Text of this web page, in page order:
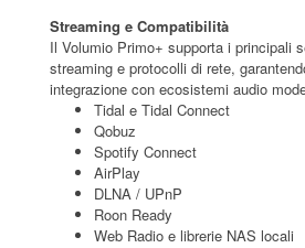
Streaming e Compatibilità
Il Volumio Primo+ supporta i principali
streaming e protocolli di rete,
integrazione con ecosistemi audio
Tidal e Tidal Connect
Qobuz
Spotify Connect
AirPlay
DLNA / UPnP
Roon Ready
Web Radio e librerie NAS locali